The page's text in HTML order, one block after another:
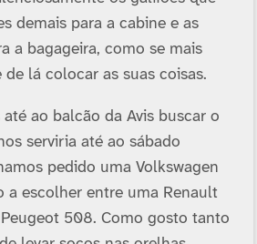
demais para a cabine e as
a bagageira, como se mais
de lá colocar as suas coisas.
ao balcão da Avis buscar o
serviria até ao sábado
pedido uma Volkswagen
a escolher entre uma Renault
508. Como gosto tanto